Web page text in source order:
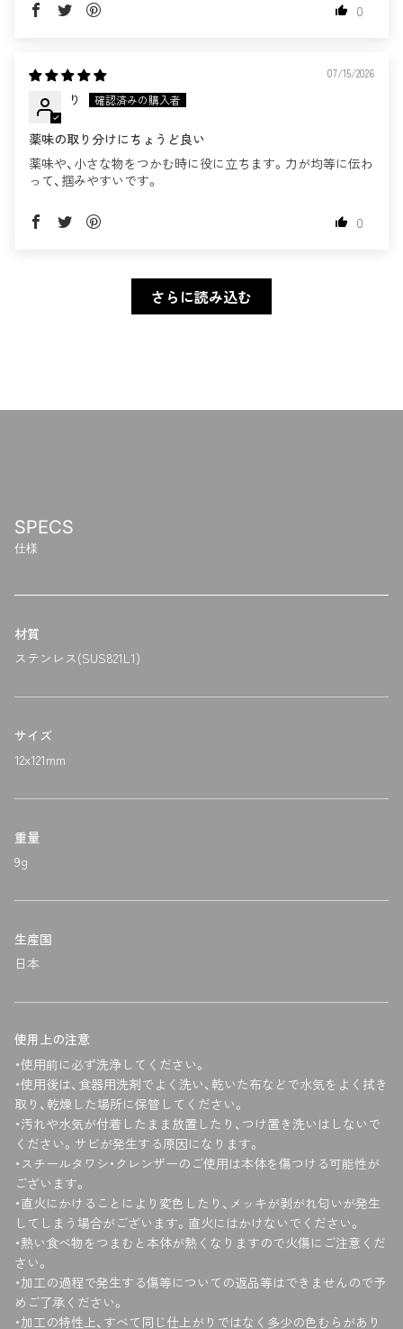
0
07/15/2026
り
薬味の取り分けにちょうど良い
薬味や、小さな物をつかむ時に役に立ちます。力が均等に伝わ
って、掴みやすいです。
0
さらに読み込む
SPECS
仕様
材質
ステンレス(SUS821L1)
サイズ
12x121mm
重量
9g
生産国
日本
使用上の注意
・使用前に必ず洗浄してください。
・使用後は、食器用洗剤でよく洗い、乾いた布などで水気をよく拭き
取り、乾燥した場所に保管してください。
・汚れや水気が付着したまま放置したり、つけ置き洗いはしないで
ください。サビが発生する原因になります。
・スチールタワシ・クレンザーのご使用は本体を傷つける可能性が
ございます。
・直火にかけることにより変色したり、メッキが剥がれ匂いが発生
してしまう場合がございます。直火にはかけないでください。
・熱い食べ物をつまむと本体が熱くなりますので火傷にご注意くだ
さい。
・加工の過程で発生する傷等についての返品等はできませんので予
めご了承ください。
・加工の特性上、すべて同じ仕上がりではなく多少の色むらがあり